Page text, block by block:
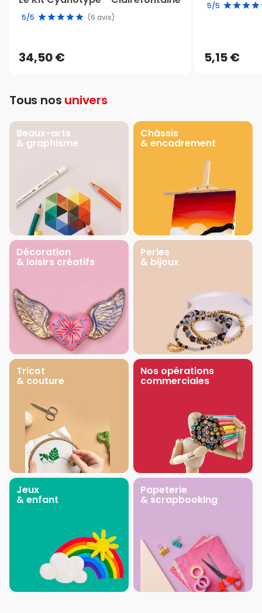
5/5 (6 avis)
34,50 €
5/5
5,15 €
Tous nos univers
Beaux-arts
& graphisme
Châssis
& encadrement
Décoration
& loisirs créatifs
Perles
& bijoux
Tricot
& couture
Nos opérations
commerciales
Jeux
& enfant
Papeterie
& scrapbooking